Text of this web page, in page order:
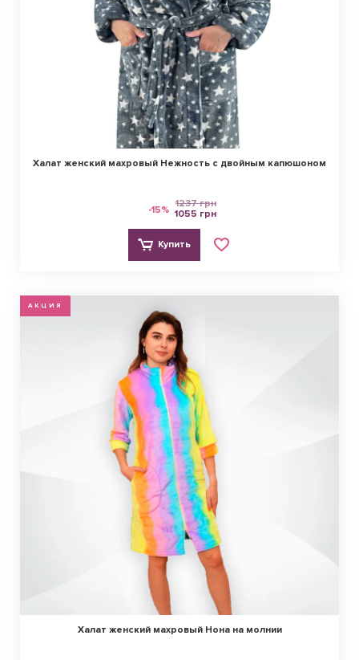
Халат женский махровый Нежность с двойным капюшоном
-15% 1237 грн
1055 грн
Купить
АКЦИЯ
Халат женский махровый Нона на молнии